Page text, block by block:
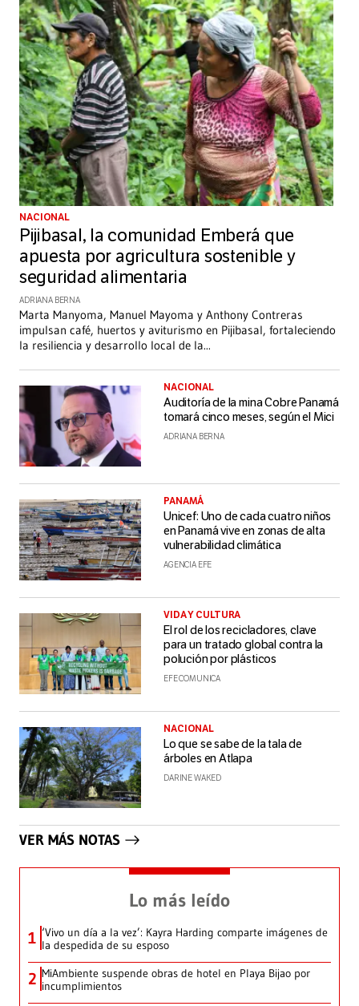
NACIONAL
Pijibasal, la comunidad Emberá que
apuesta por agricultura sostenible y
seguridad alimentaria
ADRIANA BERNA
Marta Manyoma, Manuel Mayoma y Anthony Contreras
impulsan café, huertos y aviturismo en Pijibasal, fortaleciendo
la resiliencia y desarrollo local de la...
NACIONAL
Auditoría de la mina Cobre Panamá
tomará cinco meses, según el Mici
ADRIANA BERNA
PANAMÁ
Unicef: Uno de cada cuatro niños
en Panamá vive en zonas de alta
vulnerabilidad climática
AGENCIA EFE
VIDA Y CULTURA
El rol de los recicladores, clave
para un tratado global contra la
polución por plásticos
EFE COMUNICA
NACIONAL
Lo que se sabe de la tala de
árboles en Atlapa
DARINE WAKED
VER MÁS NOTAS
Lo más leído
1 ‘Vivo un día a la vez’: Kayra Harding comparte imágenes de
la despedida de su esposo
2 MiAmbiente suspende obras de hotel en Playa Bijao por
incumplimientos